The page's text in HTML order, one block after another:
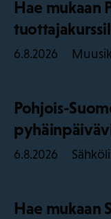
Hae mukaan
6.8.2026
Pohjois-
6.8.2026
Hae mukaan